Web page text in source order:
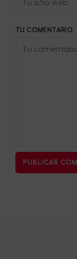
TU COMENTARIO